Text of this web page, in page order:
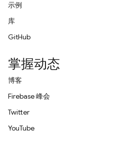
示例
库
GitHub
掌握动态
博客
Firebase 峰会
Twitter
YouTube